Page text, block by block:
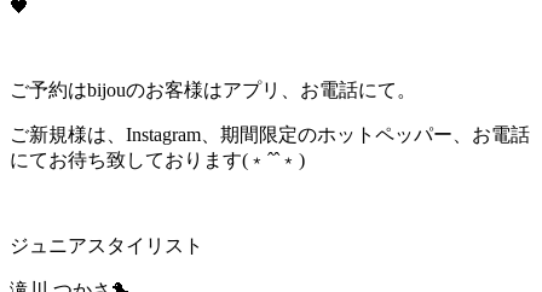
🖤
ご予約はbijouのお客様はアプリ、お電話にて。
ご新規様は、Instagram、期間限定のホットペッパー、お電話
にてお待ち致しております(﹡ˆˆ﹡)
ジュニアスタイリスト